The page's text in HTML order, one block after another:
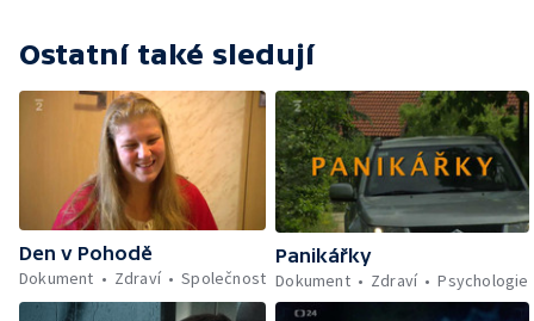
Ostatní také sledují
Den v Pohodě
Dokument
Zdraví Společnost
Panikářky
Dokument
Zdraví Psychologie